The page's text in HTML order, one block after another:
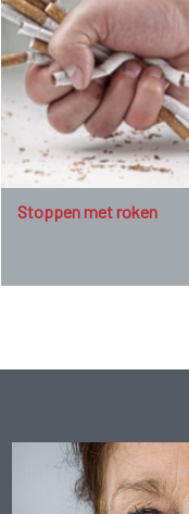
Stoppen met roken